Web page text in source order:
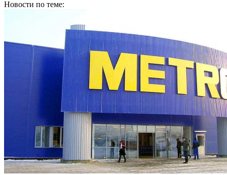
Продажи «Metro Россия» превысили 2€ млрд